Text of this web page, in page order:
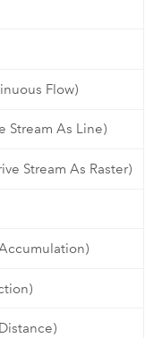
Flow)
Stream As Line)
Stream As Raster)